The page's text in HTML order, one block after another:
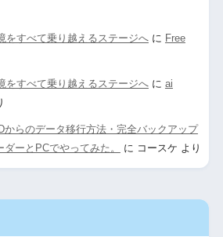
すべて乗り越えるステージへに Free
すべて乗り越えるステージへに ai
からのデータ移行方法・完全バックアップ
ーとPCでやってみた。
に コースケ より